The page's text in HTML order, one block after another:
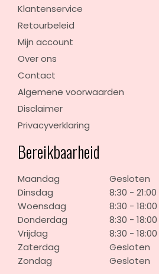
Klantenservice
Retourbeleid
Mijn account
Over ons
Contact
Algemene voorwaarden
Disclaimer
Privacyverklaring
Bereikbaarheid
Maandag
Dinsdag
Woensdag
Donderdag
Vrijdag
Zaterdag
Zondag
Gesloten
8:30 - 21:00
8:30 - 18:00
8:30 - 18:00
8:30 - 18:00
Gesloten
Gesloten